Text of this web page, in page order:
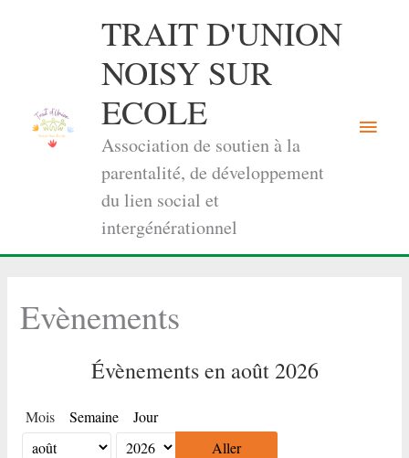
TRAIT D'UNION
NOISY SUR
ECOLE
Association de soutien à la
parentalité, de développement
du lien social et
intergénérationnel
Menu
Evènements
Évènements en août 2026
Mois Semaine Jour